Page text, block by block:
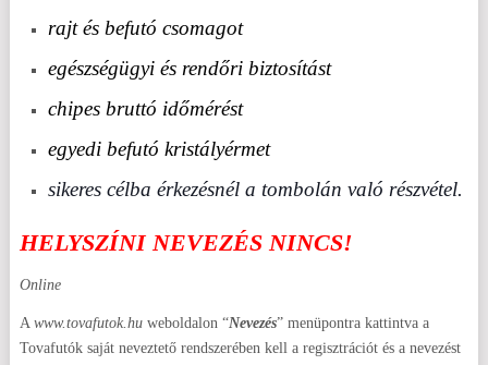
rajt és befutó csomagot
egészségügyi és rendőri biztosítást
chipes bruttó időmérést
egyedi befutó kristályérmet
sikeres célba érkezésnél a tombolán való részvétel.
HELYSZÍNI NEVEZÉS NINCS!
Online
A www.tovafutok.huweboldalon “Nevezés” menüpontra kattintva a
Tovafutók saját neveztető rendszerében kell a regisztrációt és a nevezést